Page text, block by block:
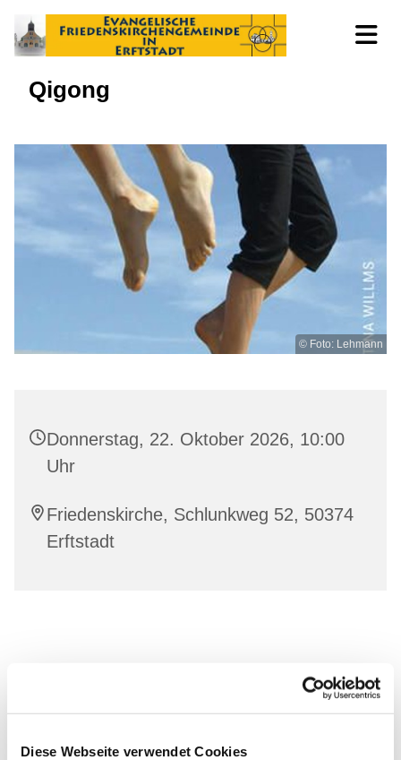
Diese Webseite verwendet Cookies
Qigong
© Foto: Lehmann
Donnerstag, 22. Oktober 2026, 10:00
Uhr
Friedenskirche, Schlunkweg 52, 50374
Erftstadt